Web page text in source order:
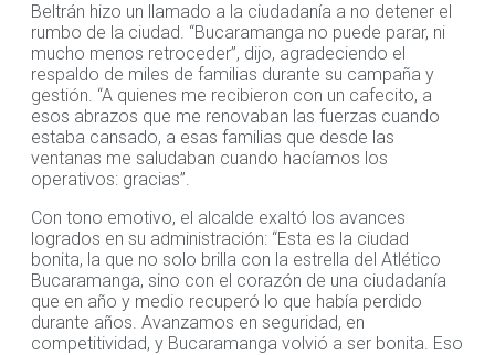
Beltrán hizo un llamado a la ciudadanía a no detener el
rumbo de la ciudad. “Bucaramanga no puede parar, ni
mucho menos retroceder”, dijo, agradeciendo el
respaldo de miles de familias durante su campaña y
gestión. “A quienes me recibieron con un cafecito, a
esos abrazos que me renovaban las fuerzas cuando
estaba cansado, a esas familias que desde las
ventanas me saludaban cuando hacíamos los
operativos: gracias”.
Con tono emotivo, el alcalde exaltó los avances
logrados en su administración: “Esta es la ciudad
bonita, la que no solo brilla con la estrella del Atlético
Bucaramanga, sino con el corazón de una ciudadanía
que en año y medio recuperó lo que había perdido
durante años. Avanzamos en seguridad, en
competitividad, y Bucaramanga volvió a ser bonita. Eso